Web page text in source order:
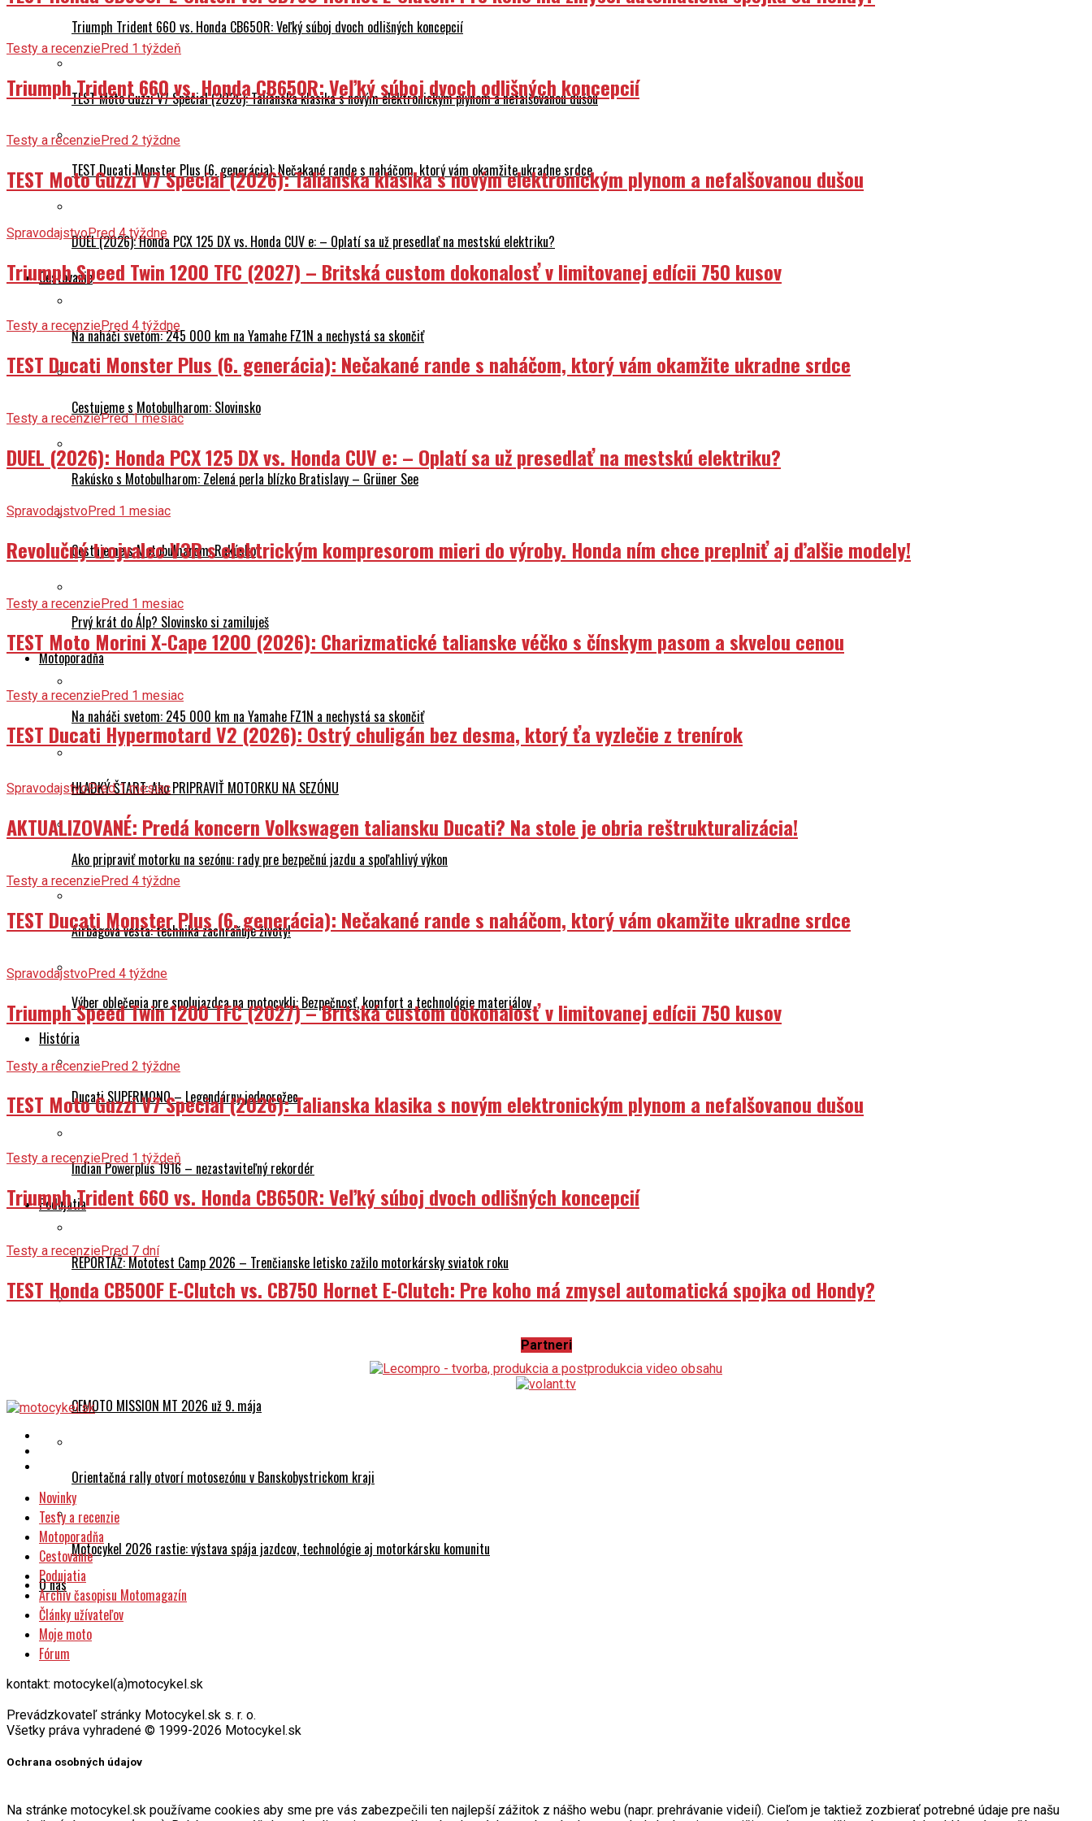
Triumph Trident 660 vs. Honda CB650R: Veľký súboj dvoch odlišných koncepcií
TEST Moto Guzzi V7 Special (2026): Talianska klasika s novým elektronickým plynom a nefalšovanou dušou
TEST Ducati Monster Plus (6. generácia): Nečakané rande s naháčom, ktorý vám okamžite ukradne srdce
DUEL (2026): Honda PCX 125 DX vs. Honda CUV e: – Oplatí sa už presedlať na mestskú elektriku?
Cestovanie
Na naháči svetom: 245 000 km na Yamahe FZ1N a nechystá sa skončiť
Cestujeme s Motobulharom: Slovinsko
Rakúsko s Motobulharom: Zelená perla blízko Bratislavy – Grüner See
Cestujeme s Motobulharom: Rakúsko
Prvý krát do Álp? Slovinsko si zamiluješ
Motoporadňa
Na naháči svetom: 245 000 km na Yamahe FZ1N a nechystá sa skončiť
HLADKÝ ŠTART: Ako PRIPRAVIŤ MOTORKU NA SEZÓNU
Ako pripraviť motorku na sezónu: rady pre bezpečnú jazdu a spoľahlivý výkon
Airbagová vesta: technika zachraňuje životy!
Výber oblečenia pre spolujazdca na motocykli: Bezpečnosť, komfort a technológie materiálov
História
Ducati SUPERMONO – Legendárny jednorožec
Indian Powerplus 1916 – nezastaviteľný rekordér
Podujatia
REPORTÁŽ: Mototest Camp 2026 – Trenčianske letisko zažilo motorkársky sviatok roku
Harley-Davidson štartuje sezónu 2026: Nový showroom v Bratislave a legendárna Experience Tour
CFMOTO MISSION MT 2026 už 9. mája
Orientačná rally otvorí motosezónu v Banskobystrickom kraji
Motocykel 2026 rastie: výstava spája jazdcov, technológie aj motorkársku komunitu
O nás
Testy a recenziePred 1 týždeň
Triumph Trident 660 vs. Honda CB650R: Veľký súboj dvoch odlišných koncepcií
Testy a recenziePred 2 týždne
TEST Moto Guzzi V7 Special (2026): Talianska klasika s novým elektronickým plynom a nefalšovanou dušou
SpravodajstvoPred 4 týždne
Triumph Speed Twin 1200 TFC (2027) – Britská custom dokonalosť v limitovanej edícii 750 kusov
Testy a recenziePred 4 týždne
TEST Ducati Monster Plus (6. generácia): Nečakané rande s naháčom, ktorý vám okamžite ukradne srdce
Testy a recenziePred 1 mesiac
DUEL (2026): Honda PCX 125 DX vs. Honda CUV e: – Oplatí sa už presedlať na mestskú elektriku?
SpravodajstvoPred 1 mesiac
Revolučný trojvalec V3R s elektrickým kompresorom mieri do výroby. Honda ním chce preplniť aj ďalšie modely!
Testy a recenziePred 1 mesiac
TEST Moto Morini X-Cape 1200 (2026): Charizmatické talianske véčko s čínskym pasom a skvelou cenou
Testy a recenziePred 1 mesiac
TEST Ducati Hypermotard V2 (2026): Ostrý chuligán bez desma, ktorý ťa vyzlečie z trenírok
SpravodajstvoPred 1 mesiac
AKTUALIZOVANÉ: Predá koncern Volkswagen taliansku Ducati? Na stole je obria reštrukturalizácia!
Testy a recenziePred 4 týždne
TEST Ducati Monster Plus (6. generácia): Nečakané rande s naháčom, ktorý vám okamžite ukradne srdce
SpravodajstvoPred 4 týždne
Triumph Speed Twin 1200 TFC (2027) – Britská custom dokonalosť v limitovanej edícii 750 kusov
Testy a recenziePred 2 týždne
TEST Moto Guzzi V7 Special (2026): Talianska klasika s novým elektronickým plynom a nefalšovanou dušou
Testy a recenziePred 1 týždeň
Triumph Trident 660 vs. Honda CB650R: Veľký súboj dvoch odlišných koncepcií
Testy a recenziePred 7 dní
TEST Honda CB500F E-Clutch vs. CB750 Hornet E-Clutch: Pre koho má zmysel automatická spojka od Hondy?
Partneri
Novinky
Testy a recenzie
Motoporadňa
Cestovanie
Podujatia
Archív časopisu Motomagazín
Články užívateľov
Moje moto
Fórum
kontakt: motocykel(a)motocykel.sk
Prevádzkovateľ stránky Motocykel.sk s. r. o.
Všetky práva vyhradené © 1999-2026 Motocykel.sk
Ochrana osobných údajov
Na stránke motocykel.sk používame cookies aby sme pre vás zabezpečili ten najlepší zážitok z nášho webu (napr. prehrávanie videií). Cieľom je taktiež zozbierať potrebné údaje pre našu